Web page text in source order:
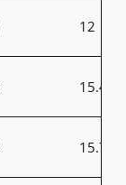
12
15.4
15.7